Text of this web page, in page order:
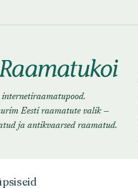
Eesti raamatute valik —
ja antikvaarsed raamatud.